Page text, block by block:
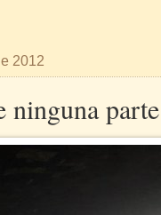
2012
ninguna parte